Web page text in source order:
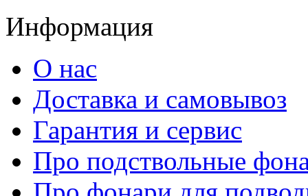
Информация
О нас
Доставка и самовывоз
Гарантия и сервис
Про подствольные